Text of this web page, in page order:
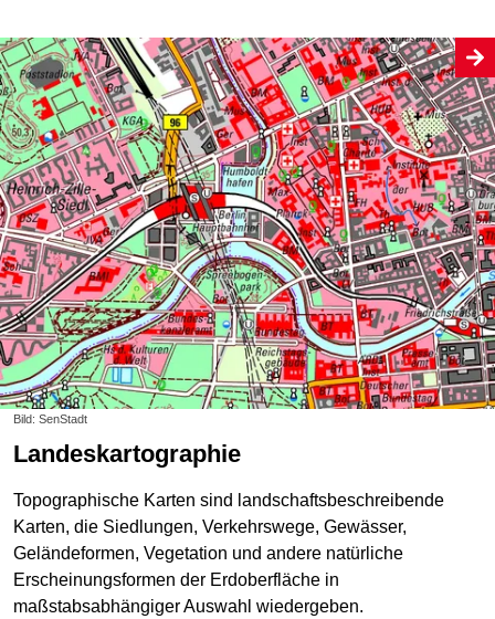
Bild: SenStadt
Landeskartographie
Topographische Karten sind landschaftsbeschreibende
Karten, die Siedlungen, Verkehrswege, Gewässer,
Geländeformen, Vegetation und andere natürliche
Erscheinungsformen der Erdoberfläche in
maßstabsabhängiger Auswahl wiedergeben.